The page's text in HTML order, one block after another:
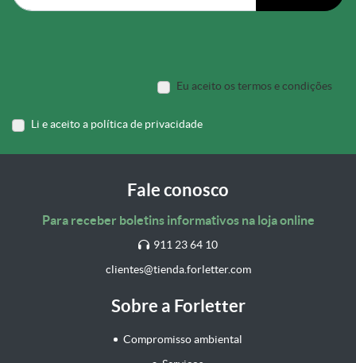
Eu aceito os termos e condições
Li e aceito a política de privacidade
Fale conosco
Para receber boletins informativos na loja online
911 23 64 10
clientes@tienda.forletter.com
Sobre a Forletter
Compromisso ambiental